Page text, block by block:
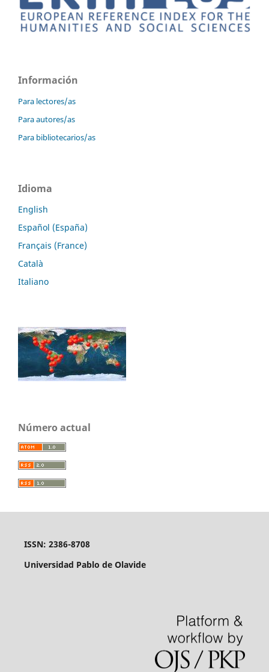
Información
Para lectores/as
Para autores/as
Para bibliotecarios/as
Idioma
English
Español (España)
Français (France)
Català
Italiano
Número actual
ISSN: 2386-8708
Universidad Pablo de Olavide